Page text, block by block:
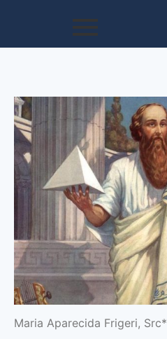
Maria Aparecida Frigeri, Src*